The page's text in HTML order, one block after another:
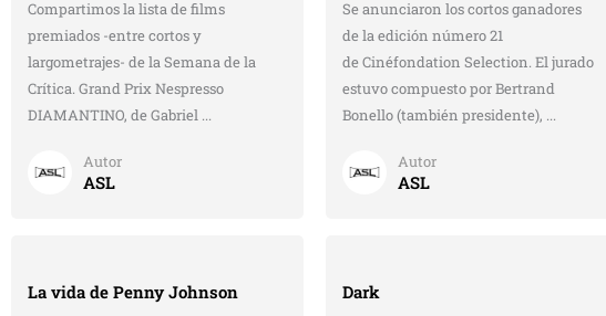
Compartimos la lista de films
premiados -entre cortos y
largometrajes- de la Semana de la
Crítica. Grand Prix Nespresso
DIAMANTINO, de Gabriel ...
Autor
ASL
Se anunciaron los cortos ganadores
de la edición número 21
de Cinéfondation Selection. El jurado
estuvo compuesto por Bertrand
Bonello (también presidente), ...
Autor
ASL
La vida de Penny Johnson Dark